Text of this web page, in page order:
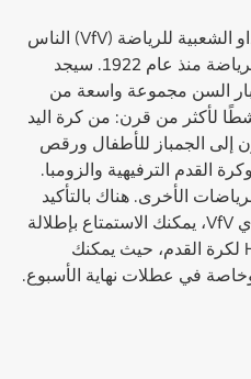
تحيا الرياضة! تدعو جمعية سبانداو الشعبية للرياضة (VfV) الناس
للاستمتاع بالتدريب وممارسة الرياضة منذ عام 1922. سيجد
السن مجموعة واسعة من
لأكثر من قرن: من كرة اليد
إلى الجمباز للأطفال ورقص
القدم الترفيهية والزومبا.
الأخرى. هناك بالتأكيد
شيء يناسب الجميع هنا. من نادي VfV، يمكنك الاستمتاع بإطلالة
مباشرة على ملعب Hakenfelde لكرة القدم، حيث يمكنك
في عطلات نهاية الأسبوع.